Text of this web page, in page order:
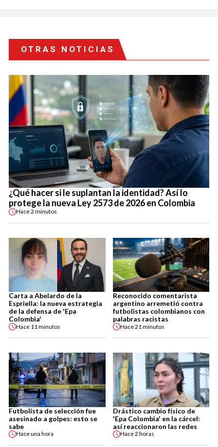
OTRAS NOTICIAS
¿Qué hacer si le suplantan la identidad? Así lo
protege la nueva Ley 2573 de 2026 en Colombia
Hace2 minutos
Carta a Abelardo de la
Espriella: la nueva estrategia
de la defensa de 'Epa
Colombia'
Hace 11 minutos
Reconocido comentarista
argentino arremetió contra
futbolistas colombianos con
palabras racistas
Hace21 minutos
Futbolista de selección fue
asesinado a golpes: esto se
sabe
Haceuna hora
Drástico cambio físico de
'Epa Colombia' en la cárcel:
así reaccionaron las redes
Hace2 horas